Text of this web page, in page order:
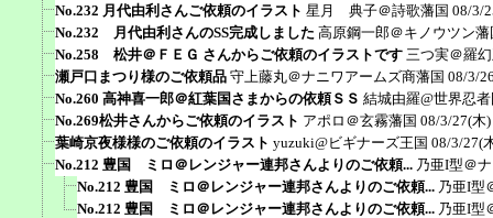
No.232 月代由利さんご依頼のイラスト 星月 典子＠詩歌藩国 08/3/
No.232 月代由利さんのSS完成しました 高原鋼一郎＠キノウツン藩
No.258 松井＠ＦＥＧ さんからご依頼のイラストです 三つ実＠羅
瀬戸口まつり様のご依頼品 守上藤丸＠ナニワアームズ商藩国 08/3/
No.260 高神喜一郎＠紅葉国さまからの依頼ＳＳ 結城由羅@世界忍
No.269松井さんからご依頼のイラスト アポロ＠玄霧藩国 08/3/27(木
葉崎京夜様様のご依頼のイラスト yuzuki@ビギナーズ王国 08/3/27(
No.212 豊国 ミロ＠レンジャー連邦さんよりのご依頼... 乃亜I型＠
No.212 豊国 ミロ＠レンジャー連邦さんよりのご依頼... 乃亜I型
No.212 豊国 ミロ＠レンジャー連邦さんよりのご依頼... 乃亜I型